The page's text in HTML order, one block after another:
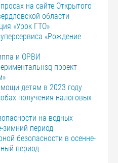
на сайте Открытого
области
«Урок ГТО»
«Рождение
и ОРВИ
проект
детям в 2023 году
получения налоговых
на водных
зимний период
безопасности в осенне-
период